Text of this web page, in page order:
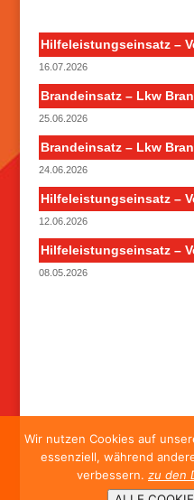
Hilfeleistungseinsatz –
16.07.2026
Brandeinsatz – Lkw
25.06.2026
Brandeinsatz – Lkw
24.06.2026
Hilfeleistungseinsatz –
12.06.2026
Hilfeleistungseinsatz –
08.05.2026
Wir nutzen Cookies auf
essenziell, während
verbessern. zu den